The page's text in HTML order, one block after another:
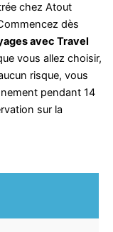
chez Atout
dès
avec Travel
vous allez choisir,
risque, vous
pendant 14
sur la